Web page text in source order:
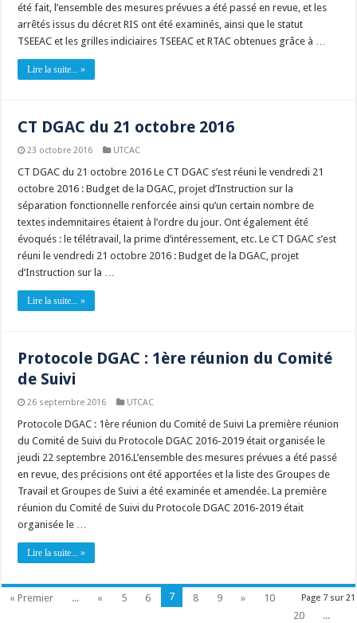
été fait, l’ensemble des mesures prévues a été passé en revue, et les
arrêtés issus du décret RIS ont été examinés, ainsi que le statut
TSEEAC et les grilles indiciaires TSEEAC et RTAC obtenues grâce à …
Lire la suite... »
CT DGAC du 21 octobre 2016
23 octobre 2016 UTCAC
CT DGAC du 21 octobre 2016 Le CT DGAC s’est réuni le vendredi 21
octobre 2016 : Budget de la DGAC, projet d’Instruction sur la
séparation fonctionnelle renforcée ainsi qu’un certain nombre de
textes indemnitaires étaient à l’ordre du jour. Ont également été
évoqués : le télétravail, la prime d’intéressement, etc. Le CT DGAC s’est
réuni le vendredi 21 octobre 2016 : Budget de la DGAC, projet
d’Instruction sur la …
Lire la suite... »
Protocole DGAC : 1ère réunion du Comité
de Suivi
26 septembre 2016 UTCAC
Protocole DGAC : 1ère réunion du Comité de Suivi La première réunion
du Comité de Suivi du Protocole DGAC 2016-2019 était organisée le
jeudi 22 septembre 2016.L’ensemble des mesures prévues a été passé
en revue, des précisions ont été apportées et la liste des Groupes de
Travail et Groupes de Suivi a été examinée et amendée. La première
réunion du Comité de Suivi du Protocole DGAC 2016-2019 était
organisée le …
Lire la suite... »
Page 7 sur 21
« Premier ... « 5 6 7 8 9 »
10
20
...